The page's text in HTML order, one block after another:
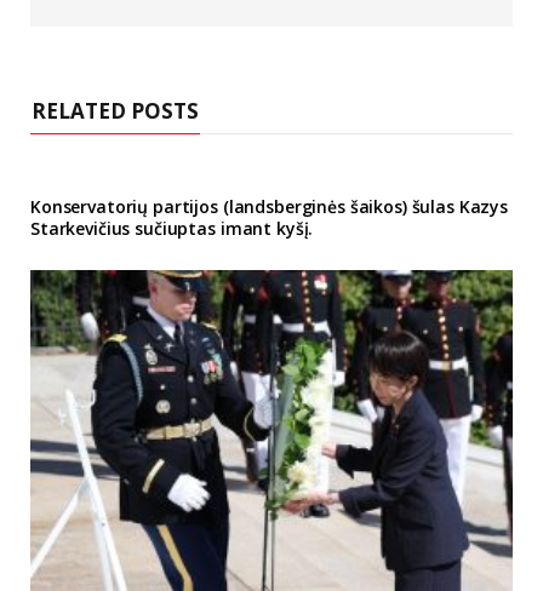
RELATED POSTS
Konservatorių partijos (landsberginės šaikos) šulas Kazys
Starkevičius sučiuptas imant kyšį.